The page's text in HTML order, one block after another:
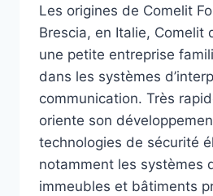
Les origines de Comelit
Brescia, en Italie, Comelit
une petite entreprise
dans les systèmes
communication. Très
oriente son
technologies de sécurité
notamment les systèmes
immeubles et bâtiments